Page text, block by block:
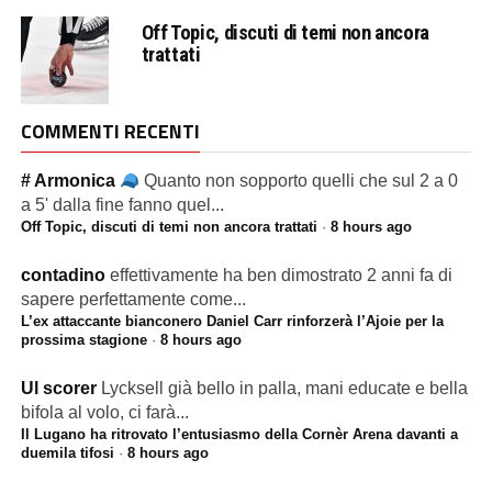
Off Topic, discuti di temi non ancora
trattati
COMMENTI RECENTI
# Armonica
Quanto non sopporto quelli che sul 2 a 0
a 5' dalla fine fanno quel...
Off Topic, discuti di temi non ancora trattati · 8 hours ago
contadino effettivamente ha ben dimostrato 2 anni fa di
sapere perfettamente come...
L’ex attaccante bianconero Daniel Carr rinforzerà l’Ajoie per la
prossima stagione· 8 hours ago
Ul scorer Lycksell già bello in palla, mani educate e bella
bifola al volo, ci farà...
Il Lugano ha ritrovato l’entusiasmo della Cornèr Arena davanti a
duemila tifosi · 8 hours ago